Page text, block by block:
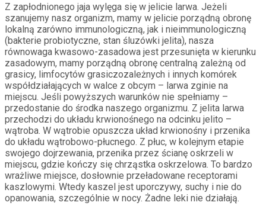
Z zapłodnionego jaja wylęga się w jelicie larwa. Jeżeli
szanujemy nasz organizm, mamy w jelicie porządną obronę
lokalną zarówno immunologiczną, jak i nieimmunologiczną
(bakterie probiotyczne, stan śluzówki jelita), nasza
równowaga kwasowo-zasadowa jest przesunięta w kierunku
zasadowym, mamy porządną obronę centralną zależną od
grasicy, limfocytów grasiczozależnych i innych komórek
współdziałających w walce z obcym – larwa zginie na
miejscu. Jeśli powyższych warunków nie spełniamy –
przedostanie do środka naszego organizmu. Z jelita larwa
przechodzi do układu krwionośnego na odcinku jelito –
wątroba. W wątrobie opuszcza układ krwionośny i przenika
do układu wątrobowo-płucnego. Z płuc, w kolejnym etapie
swojego dojrzewania, przenika przez ścianę oskrzeli w
miejscu, gdzie kończy się chrząstka oskrzelowa. To bardzo
wrażliwe miejsce, dosłownie przeładowane receptorami
kaszlowymi. Wtedy kaszel jest uporczywy, suchy i nie do
opanowania, szczególnie w nocy. Żadne leki nie działają.